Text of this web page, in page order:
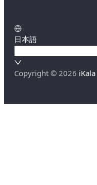
日本語
Copyright © 2026 iKala